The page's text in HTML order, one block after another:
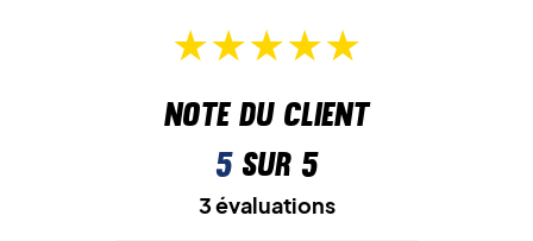
Note du client
5sur 5
3 évaluations